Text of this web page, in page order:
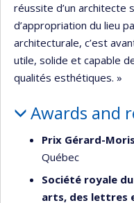
réussite d’un architecte
d’appropriation du lieu
architecturale, c’est
utile, solide et capable
qualités esthétiques. »
Awards and
Prix Gérard-
Québec
Société royale du
arts, des lettres